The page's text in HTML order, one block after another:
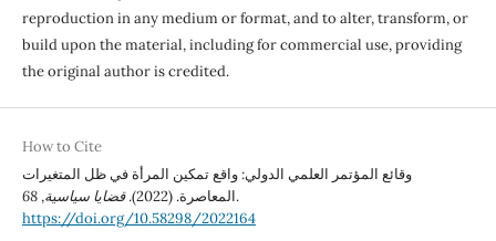
reproduction in any medium or format, and to alter, transform, or
build upon the material, including for commercial use, providing
the original author is credited.
How to Cite
وقائع المؤتمر العلمي الدولي: واقع تمكين المرأة في ظل المتغيرات
المعاصرة. (2022).
قضايا سياسية,
68
.
https://doi.org/10.58298/2022164